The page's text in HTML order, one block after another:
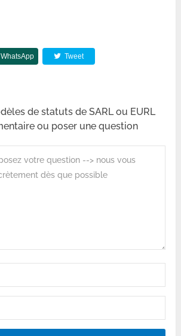
WhatsApp Tweet
de statuts de SARL ou EURL
ou poser une question